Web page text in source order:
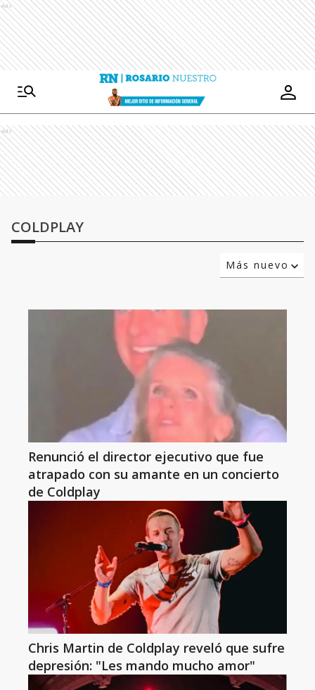
Ads
Ads
COLDPLAY
Más nuevo
Renunció el director ejecutivo que fue
atrapado con su amante en un concierto
de Coldplay
Chris Martin de Coldplay reveló que sufre
depresión: "Les mando mucho amor"